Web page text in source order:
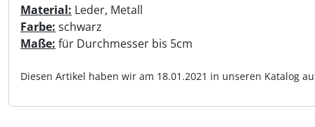
Material: Leder, Metall
Farbe: schwarz
Maße: für Durchmesser bis 5cm
Diesen Artikel haben wir am 18.01.2021 in unseren Katalog
Schreibzeug, Tafeln & Siegel
Shisha & Raucherbedarf